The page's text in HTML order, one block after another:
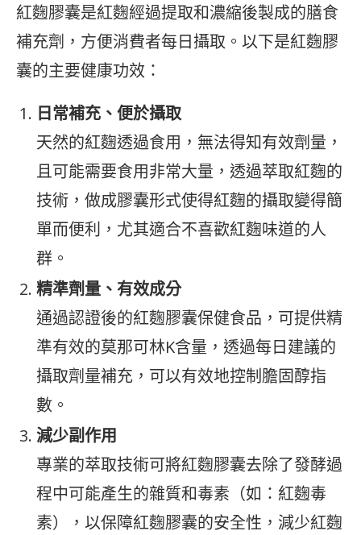
紅麴膠囊是紅麴經過提取和濃縮後製成的膳食
補充劑，方便消費者每日攝取。以下是紅麴膠
囊的主要健康功效：
日常補充、便於攝取
天然的紅麴透過食用，無法得知有效劑量，
且可能需要食用非常大量，透過萃取紅麴的
技術，做成膠囊形式使得紅麴的攝取變得簡
單而便利，尤其適合不喜歡紅麴味道的人
群。
精準劑量、有效成分
通過認證後的紅麴膠囊保健食品，可提供精
準有效的莫那可林K含量，透過每日建議的
攝取劑量補充，可以有效地控制膽固醇指
數。
減少副作用
專業的萃取技術可將紅麴膠囊去除了發酵過
程中可能產生的雜質和毒素（如：紅麴毒
素），以保障紅麴膠囊的安全性，減少紅麴